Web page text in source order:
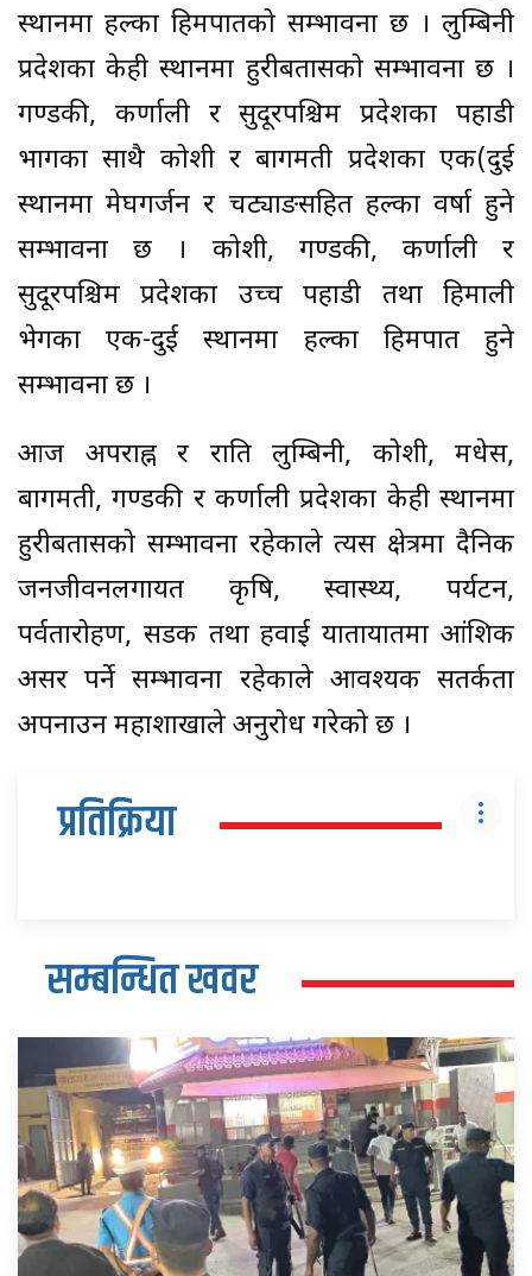
स्थानमा हल्का हिमपातको सम्भावना छ । लुम्बिनी
प्रदेशका केही स्थानमा हुरीबतासको सम्भावना छ ।
गण्डकी, कर्णाली र सुदूरपश्चिम प्रदेशका पहाडी
भागका साथै कोशी र बागमती प्रदेशका एक(दुई
स्थानमा मेघगर्जन र चट्याङसहित हल्का वर्षा हुने
सम्भावना छ । कोशी, गण्डकी, कर्णाली र
सुदूरपश्चिम प्रदेशका उच्च पहाडी तथा हिमाली
भेगका एक-दुई स्थानमा हल्का हिमपात हुने
सम्भावना छ ।
आज अपराह्न र राति लुम्बिनी, कोशी, मधेस,
बागमती, गण्डकी र कर्णाली प्रदेशका केही स्थानमा
हुरीबतासको सम्भावना रहेकाले त्यस क्षेत्रमा दैनिक
जनजीवनलगायत कृषि, स्वास्थ्य, पर्यटन,
पर्वतारोहण, सडक तथा हवाई यातायातमा आंशिक
असर पर्ने सम्भावना रहेकाले आवश्यक सतर्कता
अपनाउन महाशाखाले अनुरोध गरेको छ ।
प्रतिक्रिया
सम्बन्धित खवर